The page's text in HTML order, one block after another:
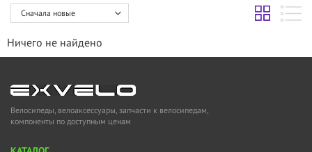
Сначала новые
Ничего не найдено
Велосипеды, велоаксессуары, запчасти к велосипедам,
компоненты по доступным ценам